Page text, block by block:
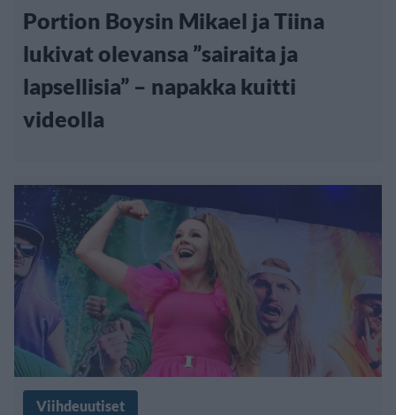
Portion Boysin Mikael ja Tiina
lukivat olevansa ”sairaita ja
lapsellisia” – napakka kuitti
videolla
Viihdeuutiset